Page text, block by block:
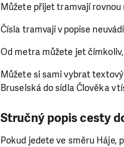
Můžete přijet tramvají rovnou
Čísla tramvají v popise
Od metra můžete jet
Můžete si sami vybrat
Bruselská do sídla Člověka v
Stručný popis cesty
Pokud jedete ve směru Háje,